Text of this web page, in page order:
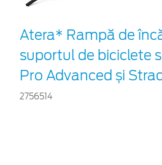
Atera* Rampă de
suportul de biciclete
Pro Advanced și
2756514